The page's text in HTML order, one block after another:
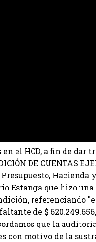
el HCD, a fin de dar
DE CUENTAS
Hacienda
Estanga que hizo
referenciando
de $
que la
con motivo de la